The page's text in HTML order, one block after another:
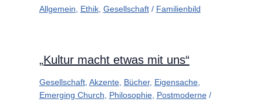
Allgemein Ethik, Gesellschaft/ Familienbild
„Kultur macht etwas mit uns“
Gesellschaft, Akzente, Bücher, Eigensache,
Emerging Church
Philosophie, Postmoderne/